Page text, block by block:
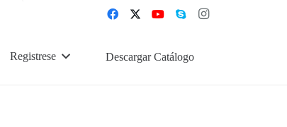
Registrese Descargar Catálogo